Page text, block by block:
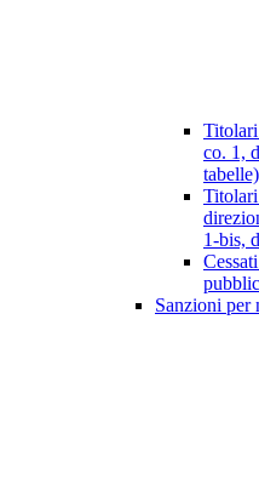
co. 1,
tabelle)
1-bis,
Sanzioni per